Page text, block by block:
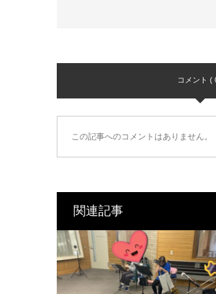
コメント (
この記事へのコメントはありません。
関連記事